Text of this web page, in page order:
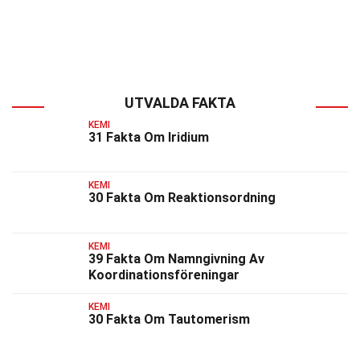
UTVALDA FAKTA
KEMI
31 Fakta Om Iridium
KEMI
30 Fakta Om Reaktionsordning
KEMI
39 Fakta Om Namngivning Av
Koordinationsföreningar
KEMI
30 Fakta Om Tautomerism